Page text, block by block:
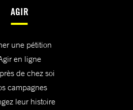
AGIR
une pétition
en ligne
de chez soi
campagnes
leur histoire